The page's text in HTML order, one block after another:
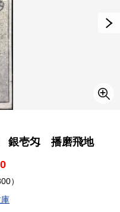
銀壱匁 播磨飛地
）